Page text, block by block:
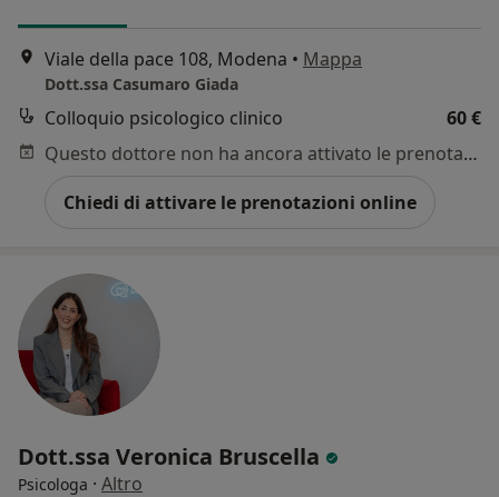
Viale della pace 108, Modena • Mappa
Dott.ssa Casumaro Giada
Colloquio psicologico clinico
60 €
Questo dottore non ha ancora attivato le prenotazioni online presso questo indirizzo.
Chiedi di attivare le prenotazioni online
Dott.ssa Veronica Bruscella
Psicologa · Altro